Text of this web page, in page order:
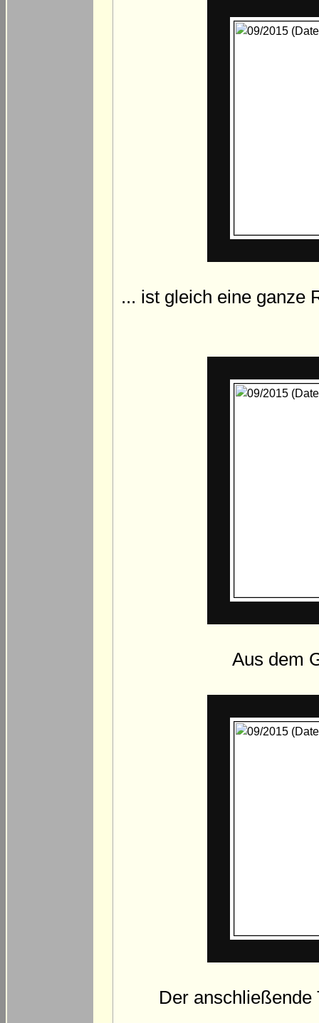
... ist gleich eine ganze
Aus dem
Der anschließende